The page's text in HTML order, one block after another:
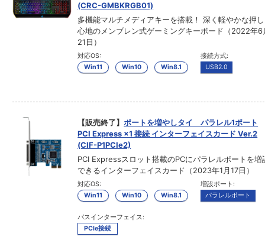
(CRC-GMBKRGB01)
多機能マルチメディアキーを搭載！ 深く軽やかな押し
心地のメンブレン式ゲーミングキーボード（2022年6
21日）
対応OS:
Win11
Win10 Win8.1
接続方式:
USB2.0
【販売終了】ポートを増やしタイ パラレル1ポート
PCI Express ×1 接続 インターフェイスカード Ver.2
(CIF-P1PCIe2)
PCI Expressスロット搭載のPCにパラレルポートを増
できるインターフェイスカード（2023年1月17日）
対応OS:
Win11
Win10 Win8.1
増設ポート:
パラレルポート
バスインターフェイス:
PCIe接続